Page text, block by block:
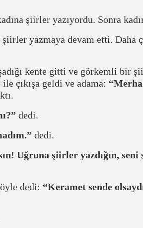
şiirler yazıyordu. Sonra
şiirler yazmaya devam etti. Daha
kente gitti ve görkemli bir
çıkışa geldi ve adama:
dedi.
dedi.
Uğruna şiirler yazdığın, seni
dedi: “Keramet sende